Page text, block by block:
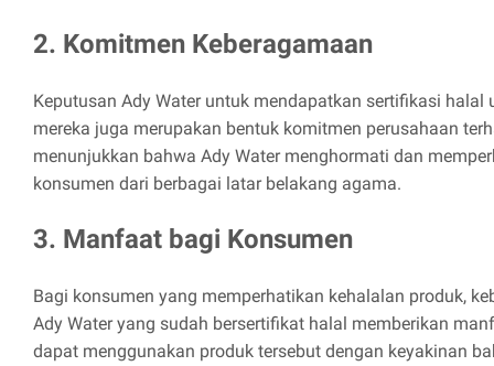
2. Komitmen Keberagamaan
Keputusan Ady Water untuk mendapatkan sertifikasi halal
mereka juga merupakan bentuk komitmen perusahaan
menunjukkan bahwa Ady Water menghormati dan
konsumen dari berbagai latar belakang agama.
3. Manfaat bagi Konsumen
Bagi konsumen yang memperhatikan kehalalan produk,
Ady Water yang sudah bersertifikat halal memberikan
dapat menggunakan produk tersebut dengan keyakinan